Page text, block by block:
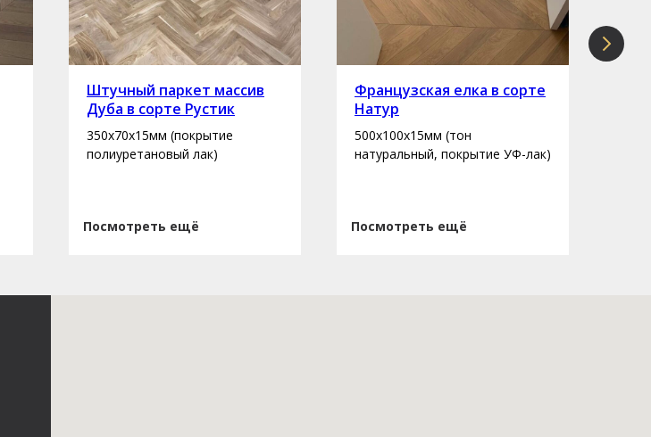
Штучный паркет массив
Дуба в сорте Рустик
350х70х15мм (покрытие
полиуретановый лак)
Посмотреть ещё
Французская елка в сорте
Натур
500х100х15мм (тон
натуральный, покрытие УФ-лак)
Посмотреть ещё